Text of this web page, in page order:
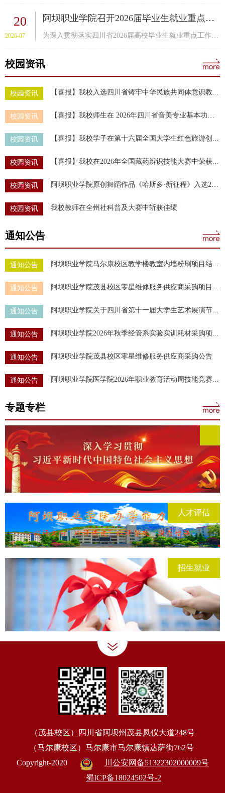
20
2026-07
阿坝职业学院召开2026届毕业生就业重点工作...
校园资讯
校园资讯 【喜报】我校入选四川省铸牢中华民族共同体意识教...
校园资讯
校园资讯 【喜报】我校学子在第十六届全国大学生红色旅游创...
校园资讯 【喜报】我校在2026年全国藏药辨识技能大赛中荣获...
校园资讯
校园资讯 我校教师在全州社科普及大赛中斩获佳绩
通知公告
通知公告 阿坝职业学院马尔康校区教学楼教室内墙粉刷项目结...
通知公告 阿坝职业学院茂县校区零星维修服务供应商采购项目...
通知公告 阿坝职业学院关于四川省第十一届大学生艺术展演节...
通知公告 阿坝职业学院2026年秋季经管系实验实训耗材采购项...
通知公告 阿坝职业学院茂县校区零星维修服务供应商采购公告
通知公告 阿坝职业学院医学院2026年职业教育活动周技能竞赛...
专题专栏
人才评估
招生就业
（茂县校区）四川省阿坝州茂县凤仪大道248号
（马尔康校区）马尔康市马尔康镇达萨街762号
Copyright-2020
川公安网备51322302000009号
蜀ICP备18024502号-2